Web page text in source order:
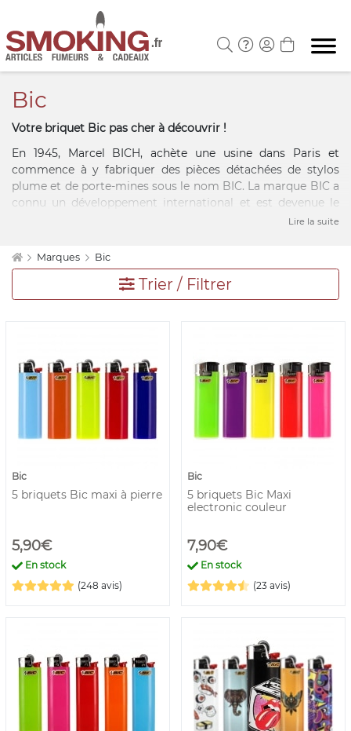
Bic
Votre briquet Bic pas cher à découvrir !
En 1945, Marcel BICH, achète une usine dans Paris et
commence à y fabriquer des pièces détachées de stylos
plume et de porte-mines sous le nom BIC. La marque BIC a
connu un développement international et est devenue le
premier fabricant mondial de stylos à bille. Elle s'illustre
secteur de la papeterie et étend son marché en produisant
des packs de BIC briquet rechargeable et étuis à briquets.
De différentes tailles, de différents motifs et coloris, ces
briquets BIC s'adapteront à tous les goûts et tous les styles.
Lire la suite
Marques Bic
Trier / Filtrer
Bic
5 briquets Bic maxi à pierre
5,90€
En stock
(248 avis)
Bic
5 briquets Bic Maxi
electronic couleur
7,90€
En stock
(23 avis)